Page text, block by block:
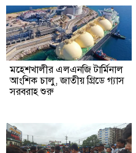
মহেশখালীর এলএনজি টার্মিনাল
আংশিক চালু, জাতীয় গ্রিডে গ্যাস
সরবরাহ শুরু